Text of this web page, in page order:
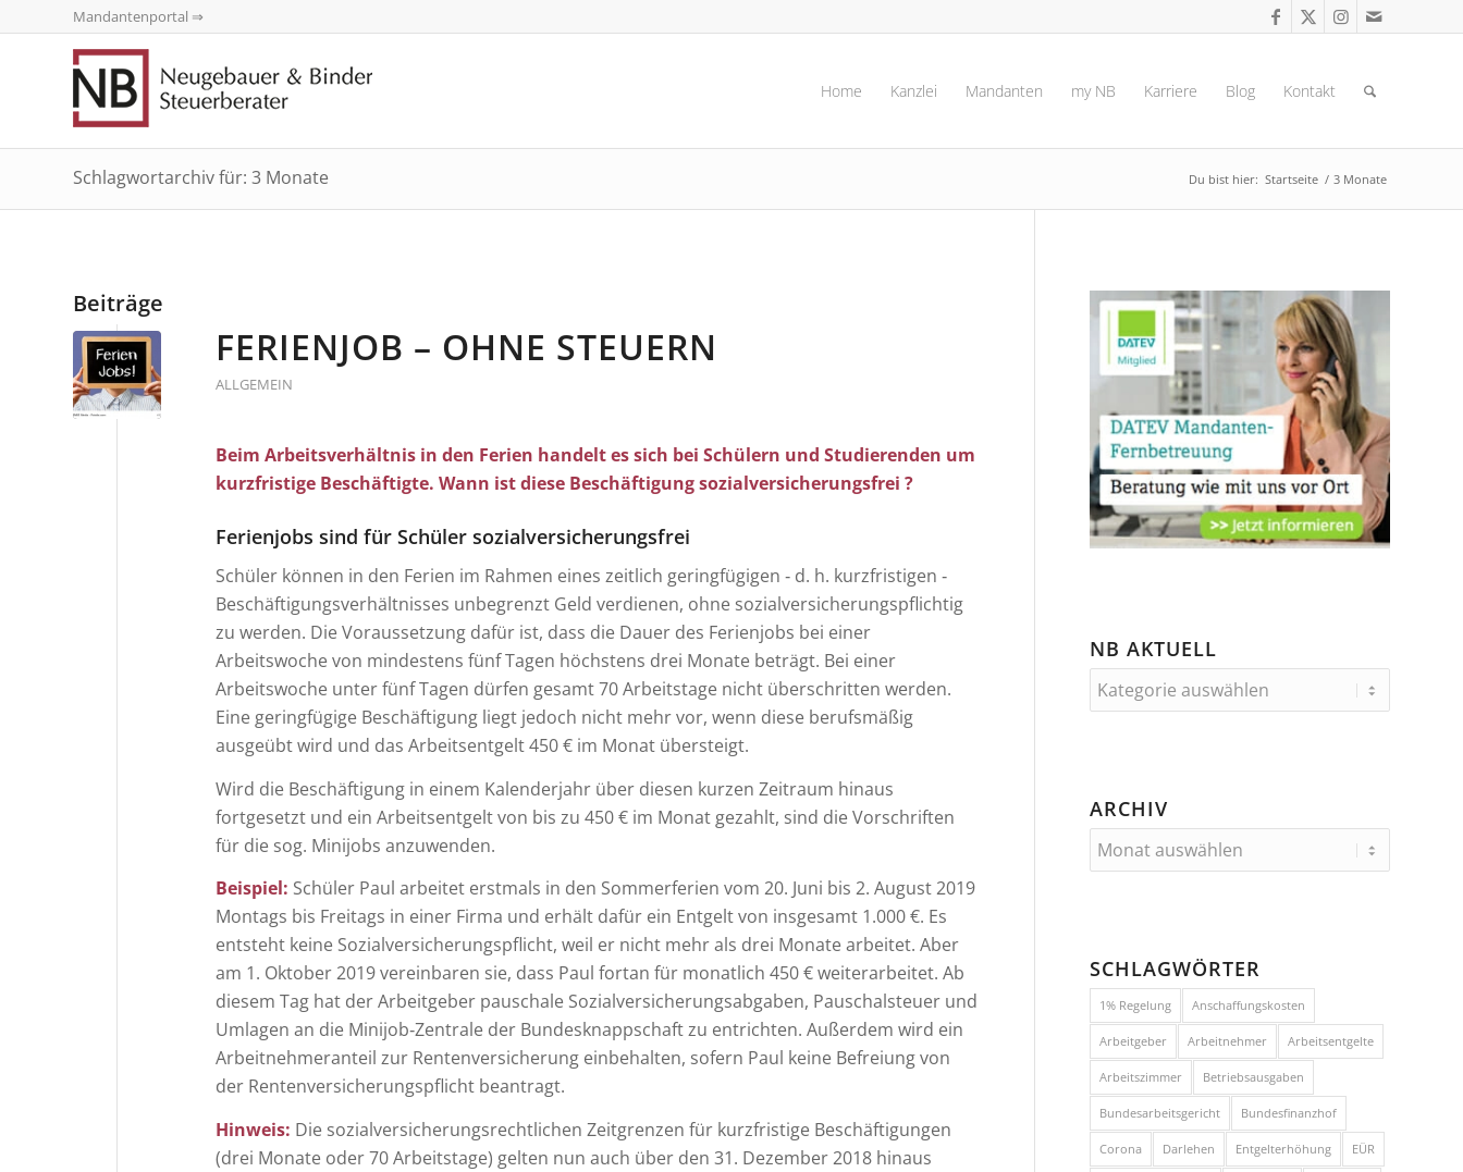
Mandantenportal ⇒
Home Kanzlei Mandanten my NB Karriere Blog Kontakt
Schlagwortarchiv für: 3 Monate Du bist hier: Startseite / 3 Monate
Beiträge
FERIENJOB – OHNE STEUERN
ALLGEMEIN
Beim Arbeitsverhältnis in den Ferien handelt es sich bei Schülern und Studierenden um
kurzfristige Beschäftigte. Wann ist diese Beschäftigung sozialversicherungsfrei ?
Ferienjobs sind für Schüler sozialversicherungsfrei
Schüler können in den Ferien im Rahmen eines zeitlich geringfügigen ‑ d. h. kurzfristigen ‑
Beschäftigungsverhältnisses unbegrenzt Geld verdienen, ohne sozialversicherungspflichtig
zu werden. Die Voraussetzung dafür ist, dass die Dauer des Ferienjobs bei einer
Arbeitswoche von mindestens fünf Tagen höchstens drei Monate beträgt. Bei einer
Arbeitswoche unter fünf Tagen dürfen gesamt 70 Arbeitstage nicht überschritten werden.
Eine geringfügige Beschäftigung liegt jedoch nicht mehr vor, wenn diese berufsmäßig
ausgeübt wird und das Arbeitsentgelt 450 € im Monat übersteigt.
Wird die Beschäftigung in einem Kalenderjahr über diesen kurzen Zeitraum hinaus
fortgesetzt und ein Arbeitsentgelt von bis zu 450 € im Monat gezahlt, sind die Vorschriften
für die sog. Minijobs anzuwenden.
Beispiel: Schüler Paul arbeitet erstmals in den Sommerferien vom 20. Juni bis 2. August 2019
Montags bis Freitags in einer Firma und erhält dafür ein Entgelt von insgesamt 1.000 €. Es
entsteht keine Sozialversicherungspflicht, weil er nicht mehr als drei Monate arbeitet. Aber
am 1. Oktober 2019 vereinbaren sie, dass Paul fortan für monatlich 450 € weiterarbeitet. Ab
diesem Tag hat der Arbeitgeber pauschale Sozialversicherungsabgaben, Pauschalsteuer und
Umlagen an die Minijob‑Zentrale der Bundesknappschaft zu entrichten. Außerdem wird ein
Arbeitnehmeranteil zur Rentenversicherung einbehalten, sofern Paul keine Befreiung von
der Rentenversicherungspflicht beantragt.
Hinweis: Die sozialversicherungsrechtlichen Zeitgrenzen für kurzfristige Beschäftigungen
(drei Monate oder 70 Arbeitstage) gelten nun auch über den 31. Dezember 2018 hinaus
NB AKTUELL
ARCHIV
SCHLAGWÖRTER
1% Regelung Anschaffungskosten
Arbeitgeber Arbeitnehmer Arbeitsentgelte
Arbeitszimmer Betriebsausgaben
Bundesarbeitsgericht Bundesfinanzhof
Corona Darlehen Entgelterhöhung EÜR